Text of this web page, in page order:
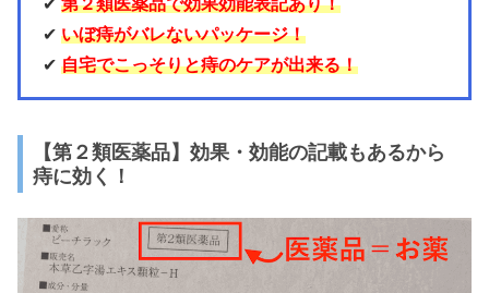
✔︎ 第２類医薬品で効果効能表記あり！
✔︎ いぼ痔がバレないパッケージ！
✔︎ 自宅でこっそりと痔のケアが出来る！
【第２類医薬品】効果・効能の記載もあるから
痔に効く！